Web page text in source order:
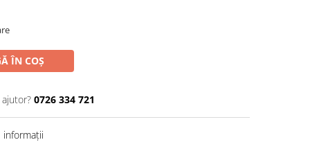
ÎN COȘ
0726 334 721